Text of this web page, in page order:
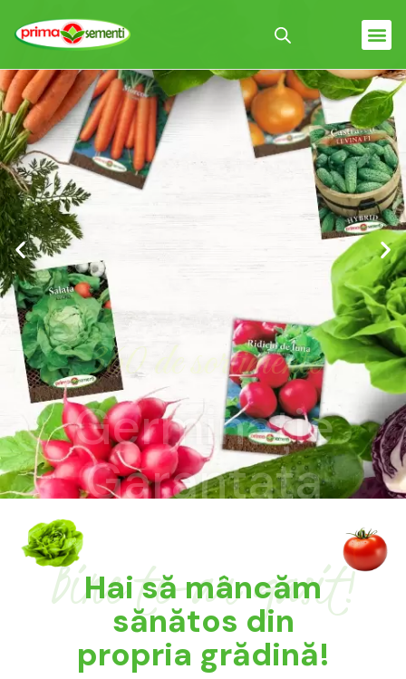
360 de sortimente
Germinație
Garantata
Vezi produsele
Bine te-am gasit!
Hai să mâncăm
sănătos din
propria grădină!